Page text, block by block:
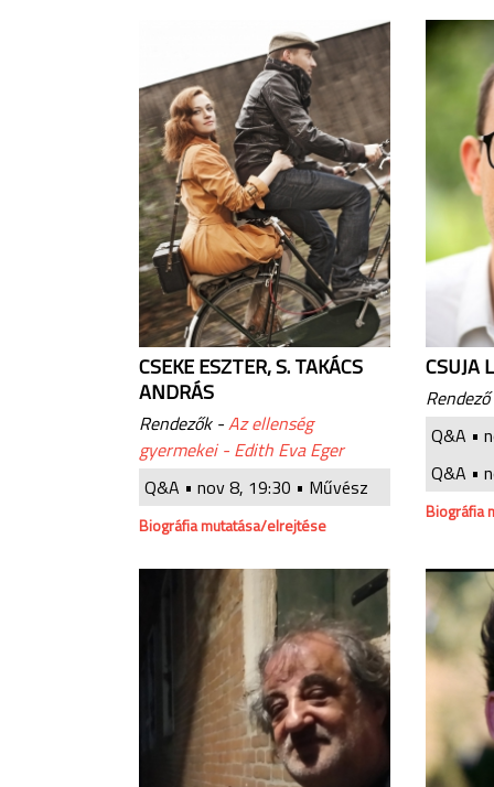
CSEKE ESZTER, S. TAKÁCS
ANDRÁS
Rendezők -Az ellenség
gyermekei - Edith Eva Eger
Q&A • nov 8, 19:30 • Művész
Biográfia mutatása/elrejtése
CSUJA
Q&A •
Q&A •
Biográfia